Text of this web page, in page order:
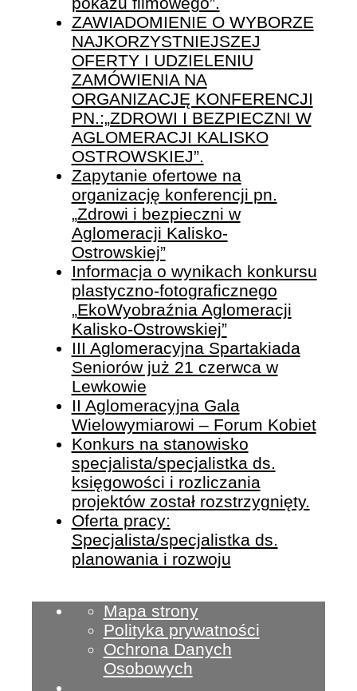
ZAWIADOMIENIE O WYBORZE
NAJKORZYSTNIEJSZEJ
OFERTY I UDZIELENIU
ZAMÓWIENIA NA
ORGANIZACJĘ KONFERENCJI
PN.:„ZDROWI I BEZPIECZNI W
AGLOMERACJI KALISKO
OSTROWSKIEJ”.
Zapytanie ofertowe na
organizację konferencji pn.
„Zdrowi i bezpieczni w
Aglomeracji Kalisko-
Ostrowskiej”
Informacja o wynikach konkursu
plastyczno-fotograficznego
„EkoWyobraźnia Aglomeracji
Kalisko-Ostrowskiej”
III Aglomeracyjna Spartakiada
Seniorów już 21 czerwca w
Lewkowie
II Aglomeracyjna Gala
Wielowymiarowi – Forum Kobiet
Konkurs na stanowisko
specjalista/specjalistka ds.
księgowości i rozliczania
projektów został rozstrzygnięty.
Oferta pracy:
Specjalista/specjalistka ds.
planowania i rozwoju
Mapa strony
Polityka prywatności
Ochrona Danych
Osobowych